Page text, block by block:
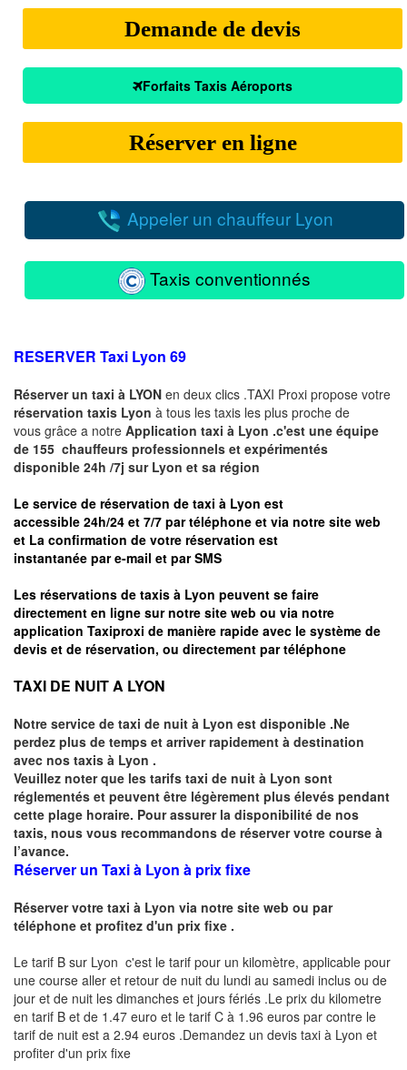
Demande de devis
Forfaits Taxis Aéroports
Réserver en ligne
Appeler un chauffeur Lyon
Taxis conventionnés
RESERVER Taxi Lyon 69
Réserver un taxi à LYON en deux clics .TAXI Proxi propose votre
réservation taxis Lyon à tous les taxis les plus proche de
vous grâce a notre Application taxi à Lyon .c'est une équipe
de 155 chauffeurs professionnels et expérimentés
disponible 24h /7j sur Lyon et sa région
Le service de réservation de taxi à Lyon est
accessible 24h/24 et 7/7 par téléphone et via notre site web
et La confirmation de votre réservation est
instantanée pare-mail et parSMS
Les réservations de taxis à Lyon peuvent se faire
directement en ligne sur notre site web ou via notre
application Taxiproxi de manière rapide avec le système de
devis et de réservation, ou directement par téléphone
TAXI DE NUIT A LYON
Notre service de taxi de nuit à Lyon est disponible .Ne
perdez plus de temps et arriver rapidement à destination
avec nos taxis à Lyon .
Veuillez noter que les tarifs taxi de nuit à Lyon sont
réglementés et peuvent être légèrement plus élevés pendant
cette plage horaire. Pour assurer la disponibilité de nos
taxis, nous vous recommandons de réserver votre course à
l’avance.
Réserver un Taxi à Lyon à prix fixe
Réserver votre taxi à Lyon via notre site web ou par
téléphone et profitez d'un prix fixe .
Le tarif B sur Lyon c'est le tarif pour un kilomètre, applicable pour
une course aller et retour de nuit du lundi au samedi inclus ou de
jour et de nuit les dimanches et jours fériés .Le prix du kilometre
en tarif B et de 1.47 euro et le tarif C à 1.96 euros par contre le
tarif de nuit est a 2.94 euros .Demandez un devis taxi à Lyon et
profiter d'un prix fixe